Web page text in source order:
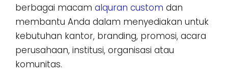
berbagai macam alquran custom dan
membantu Anda dalam menyediakan untuk
kebutuhan kantor, branding, promosi, acara
perusahaan, institusi, organisasi atau
komunitas.